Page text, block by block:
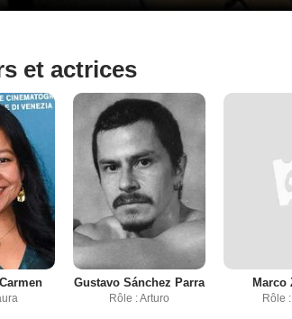
et actrices
Gustavo Sánchez Parra
Rôle : Arturo
Marco
Rôle